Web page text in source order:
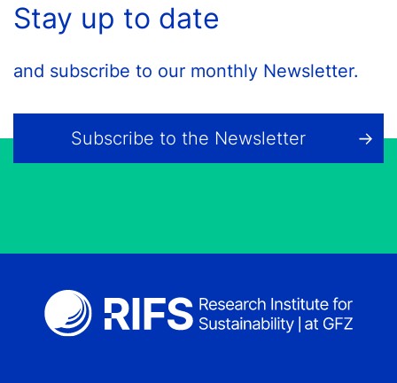
Stay up to date
and subscribe to our monthly Newsletter.
Subscribe to the Newsletter